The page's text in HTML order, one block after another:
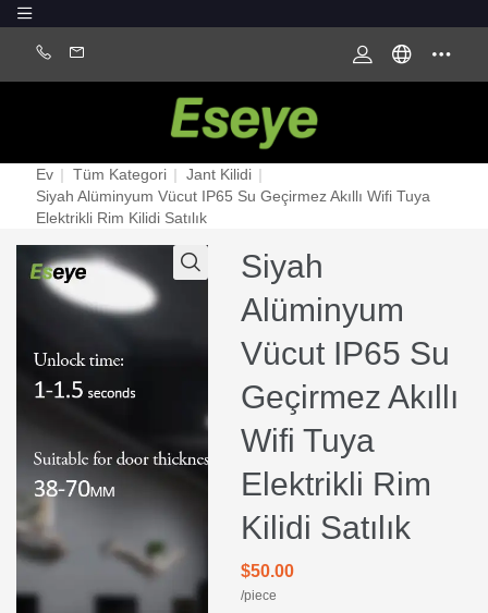
Ev | Tüm Kategori | Jant Kilidi |
Siyah Alüminyum Vücut IP65 Su Geçirmez Akıllı Wifi Tuya
Elektrikli Rim Kilidi Satılık
Siyah
Alüminyum
Vücut IP65 Su
Geçirmez Akıllı
Wifi Tuya
Elektrikli Rim
Kilidi Satılık
$50.00
/piece